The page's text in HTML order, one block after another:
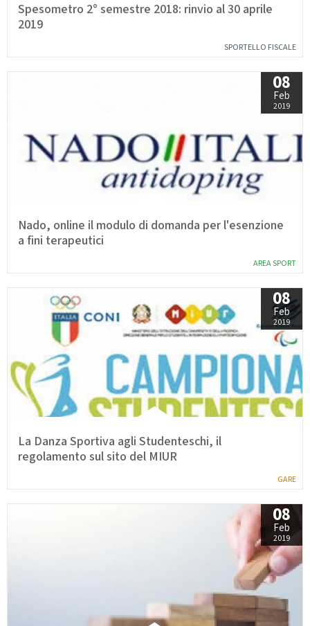
SPORTELLO FISCALE
Spesometro 2° semestre 2018: rinvio al 30 aprile
2019
AREA SPORT
08
Feb
2019
Nado, online il modulo di domanda per l'esenzione
a fini terapeutici
GARE
08
Feb
2019
La Danza Sportiva agli Studenteschi, il
regolamento sul sito del MIUR
08
Feb
2019